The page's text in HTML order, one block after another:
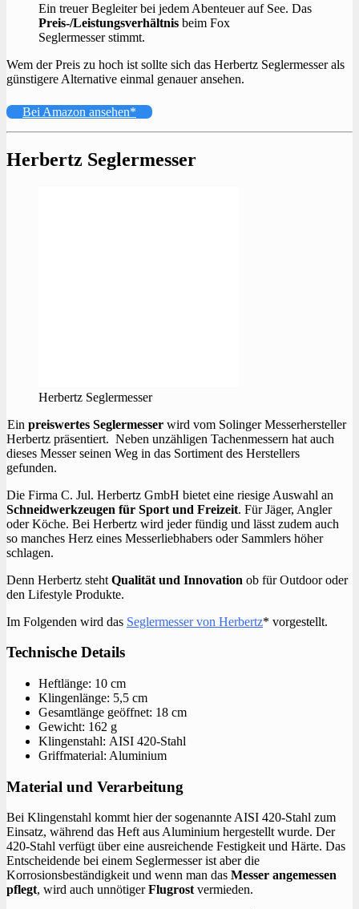
Ein treuer Begleiter bei jedem Abenteuer auf See. Das
Preis-/Leistungsverhältnis beim Fox
Seglermesser stimmt.
Wem der Preis zu hoch ist sollte sich das Herbertz Seglermesser als
günstigere Alternative einmal genauer ansehen.
Bei Amazon ansehen*
Herbertz Seglermesser
Herbertz Seglermesser
Ein preiswertes Seglermesser wird vom Solinger Messerhersteller
Herbertz präsentiert. Neben unzähligen Tachenmessern hat auch
dieses Messer seinen Weg in das Sortiment des Herstellers
gefunden.
Die Firma C. Jul. Herbertz GmbH bietet eine riesige Auswahl an
Schneidwerkzeugen für Sport und Freizeit. Für Jäger, Angler
oder Köche. Bei Herbertz wird jeder fündig und lässt zudem auch
so manches Herz eines Messerliebhabers oder Sammlers höher
schlagen.
Denn Herbertz steht Qualität und Innovation ob für Outdoor oder
den Lifestyle Produkte.
Im Folgenden wird das Seglermesser von Herbertz* vorgestellt.
Technische Details
Heftlänge: 10 cm
Klingenlänge: 5,5 cm
Gesamtlänge geöffnet: 18 cm
Gewicht: 162 g
Klingenstahl: AISI 420-Stahl
Griffmaterial: Aluminium
Material und Verarbeitung
Bei Klingenstahl kommt hier der sogenannte AISI 420-Stahl zum
Einsatz, während das Heft aus Aluminium hergestellt wurde. Der
420-Stahl verfügt über eine ausreichende Festigkeit und Härte. Das
Entscheidende bei einem Seglermesser ist aber die
Korrosionsbeständigkeit und wenn man das Messer angemessen
pflegt, wird auch unnötigerFlugrostvermieden.